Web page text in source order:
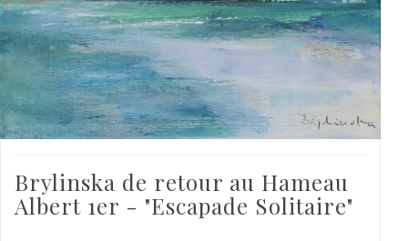
Brylinska de retour au Hameau
Albert 1er - "Escapade Solitaire"